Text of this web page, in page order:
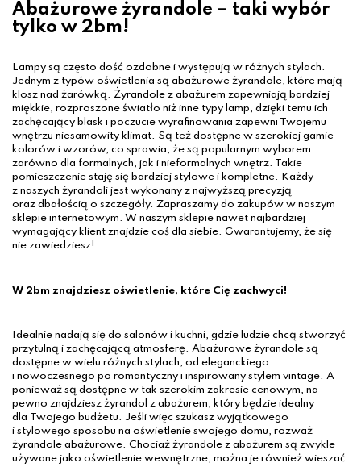
Abażurowe żyrandole – taki wybór
tylko w 2bm!
Lampy są często dość ozdobne i występują w różnych stylach.
Jednym z typów oświetlenia są abażurowe żyrandole, które mają
klosz nad żarówką. Żyrandole z abażurem zapewniają bardziej
miękkie, rozproszone światło niż inne typy lamp, dzięki temu ich
zachęcający blask i poczucie wyrafinowania zapewni Twojemu
wnętrzu niesamowity klimat. Są też dostępne w szerokiej gamie
kolorów i wzorów, co sprawia, że są popularnym wyborem
zarówno dla formalnych, jak i nieformalnych wnętrz. Takie
pomieszczenie staję się bardziej stylowe i kompletne. Każdy
z naszych żyrandoli jest wykonany z najwyższą precyzją
oraz dbałością o szczegóły. Zapraszamy do zakupów w naszym
sklepie internetowym. W naszym sklepie nawet najbardziej
wymagający klient znajdzie coś dla siebie. Gwarantujemy, że się
nie zawiedziesz!
W 2bm znajdziesz oświetlenie, które Cię zachwyci!
Idealnie nadają się do salonów i kuchni, gdzie ludzie chcą stworzyć
przytulną i zachęcającą atmosferę. Abażurowe żyrandole są
dostępne w wielu różnych stylach, od eleganckiego
i nowoczesnego po romantyczny i inspirowany stylem vintage. A
ponieważ są dostępne w tak szerokim zakresie cenowym, na
pewno znajdziesz żyrandol z abażurem, który będzie idealny
dla Twojego budżetu. Jeśli więc szukasz wyjątkowego
i stylowego sposobu na oświetlenie swojego domu, rozważ
żyrandole abażurowe. Chociaż żyrandole z abażurem są zwykle
używane jako oświetlenie wewnętrzne, można je również wieszać